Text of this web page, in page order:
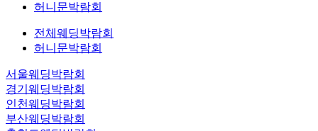
허니문박람회
전체웨딩박람회
허니문박람회
서울웨딩박람회
경기웨딩박람회
인천웨딩박람회
부산웨딩박람회